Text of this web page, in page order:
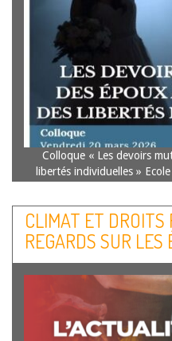
Colloque « Les devoirs
libertés individuelles »
« Entre devoirs et libertés
Lire la suite
CLIMAT ET
REGARDS SUR